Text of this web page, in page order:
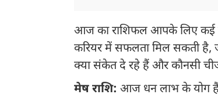
आज का राशिफल आपके लिए कई
करियर में सफलता मिल सकती है,
क्या संकेत दे रहे हैं और कौनसी
मेष राशि: आज धन लाभ के योग हैं.